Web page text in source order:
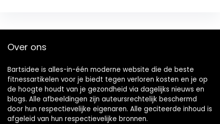
Over ons
Bartsidee is alles-in-één moderne website die de beste
fitnessartikelen voor je biedt tegen verloren kosten en je op
de hoogte houdt van je gezondheid via dagelijks nieuws en
blogs. Alle afbeeldingen zijn auteursrechtelijk beschermd
door hun respectievelijke eigenaren. Alle geciteerde inhoud is
afgeleid van hun respectievelijke bronnen.